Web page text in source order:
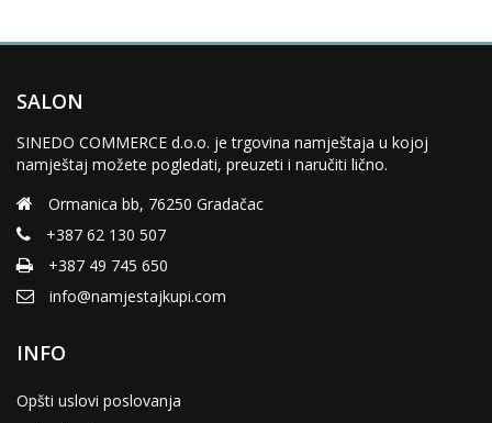
SALON
SINEDO COMMERCE d.o.o. je trgovina namještaja u kojoj
namještaj možete pogledati, preuzeti i naručiti lično.
Ormanica bb, 76250 Gradačac
+387 62 130 507
+387 49 745 650
info@namjestajkupi.com
INFO
Opšti uslovi poslovanja